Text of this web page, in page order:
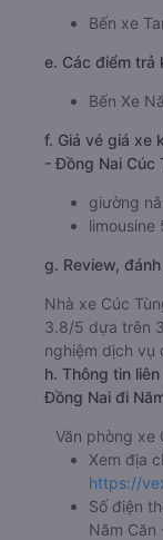
Bến xe
e. Các điểm trả
Bến Xe
f. Giá vé giá xe
- Đồng Nai Cúc
giường
g. Review,
Nhà xe Cúc
3.8/5 dựa trên
nghiệm dịch vụ
h. Thông tin
Đồng Nai đi
Văn phòng xe
Xem địa
https://
Số điện
Năm Căn